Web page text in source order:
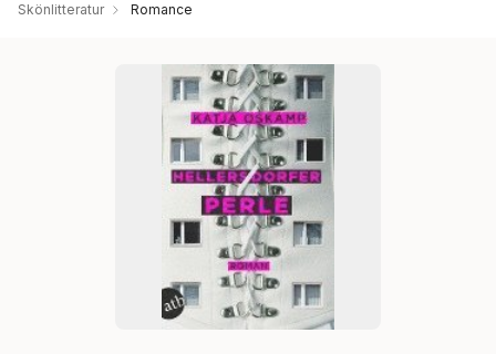
Skönlitteratur Romance